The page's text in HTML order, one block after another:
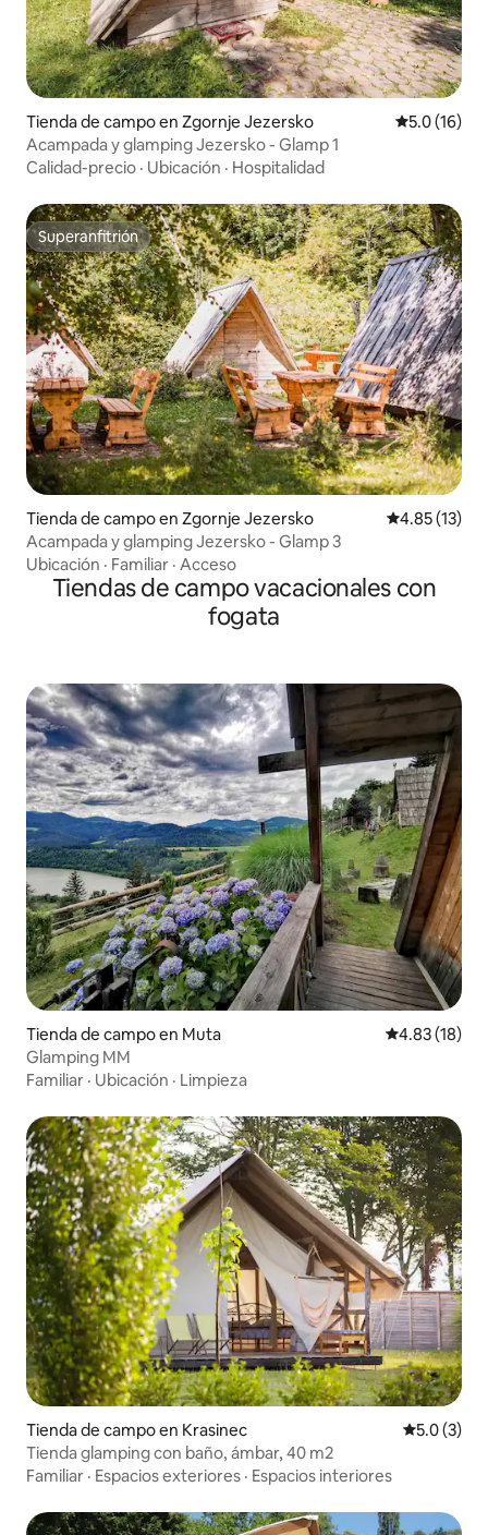
Tienda de campo en Zgornje Jezersko Calificación
5.0 (16)
Acampada y glamping Jezersko - Glamp 1
Calidad-precio · Ubicación · Hospitalidad
Superanfitrión
Superanfitrión
Tienda de campo en Zgornje Jezersko Calificación
4.85 (13)
Acampada y glamping Jezersko - Glamp 3
Ubicación · Familiar · Acceso
Tiendas de campo vacacionales con
fogata
Tienda de campo en Muta Calificación
4.83 (18)
Glamping MM
Familiar · Ubicación · Limpieza
Tienda de campo en Krasinec
5.0 (3)
Tienda glamping con baño, ámbar, 40 m2
Familiar · Espacios exteriores · Espacios interiores